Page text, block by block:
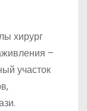
хирург
–
участок